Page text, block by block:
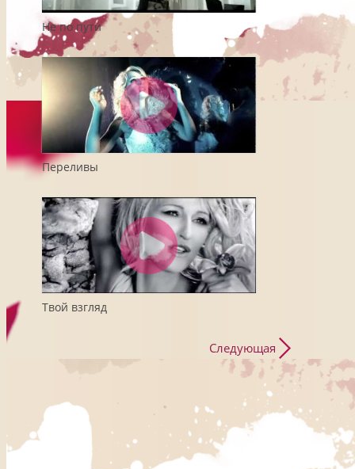
Не по пути
Переливы
Твой взгляд
Следующая